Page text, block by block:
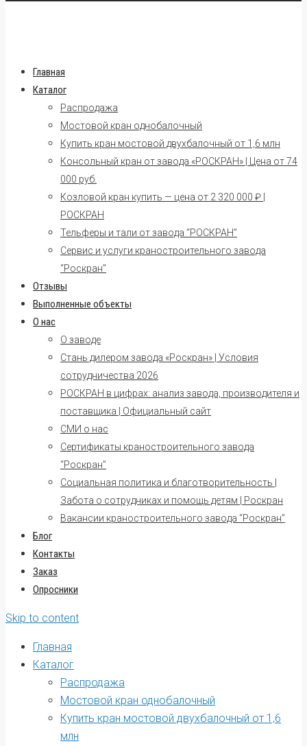
Главная
Каталог
Распродажа
Мостовой кран однобалочный
Купить кран мостовой двухбалочный от 1,6 млн
Консольный кран от завода «РОСКРАН» | Цена от 74
000 руб.
Козловой кран купить — цена от 2 320 000 ₽ |
РОСКРАН
Тельферы и тали от завода “РОСКРАН”
Сервис и услуги краностроительного завода
“Роскран”
Отзывы
Выполненные объекты
О нас
О заводе
Стань дилером завода «Роскран» | Условия
сотрудничества 2026
РОСКРАН в цифрах: анализ завода, производителя и
поставщика | Официальный сайт
СМИ о нас
Сертификаты краностроительного завода
“Роскран”
Социальная политика и благотворительность |
Забота о сотрудниках и помощь детям | Роскран
Вакансии краностроительного завода “Роскран”
Блог
Контакты
Заказ
Опросники
Skip to content
Главная
Каталог
Распродажа
Мостовой кран однобалочный
Купить кран мостовой двухбалочный от 1,6
млн